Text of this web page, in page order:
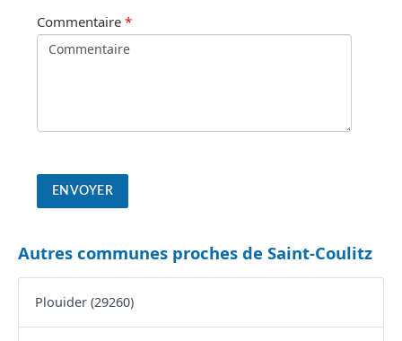
Commentaire *
Autres communes proches de Saint-Coulitz
Plouider (29260)